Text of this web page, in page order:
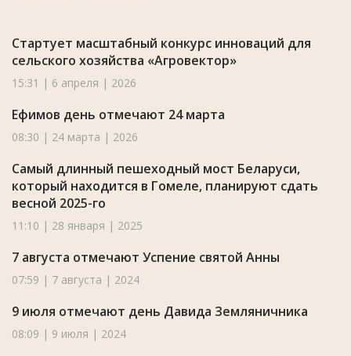
Стартует масштабный конкурс инноваций для
сельского хозяйства «Агровектор»
15:31 | 6 апреля | 2026
Ефимов день отмечают 24 марта
08:30 | 24 марта | 2026
Самый длинный пешеходный мост Беларуси,
который находится в Гомеле, планируют сдать
весной 2025-го
11:10 | 28 января | 2025
7 августа отмечают Успение святой Анны
07:59 | 7 августа | 2024
9 июля отмечают день Давида Земляничника
08:09 | 9 июля | 2024